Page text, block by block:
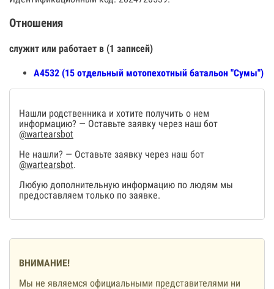
Отношения
служит или работает в (1 записей)
А4532 (15 отдельный мотопехотный батальон "Сумы")
Нашли родственника и хотите получить о нем
информацию? — Оставьте заявку через наш бот
@wartearsbot
Не нашли? — Оставьте заявку через наш бот
@wartearsbot.
Любую дополнительную информацию по людям мы
предоставляем только по заявке.
ВНИМАНИЕ!
Мы не являемся официальными представителями ни